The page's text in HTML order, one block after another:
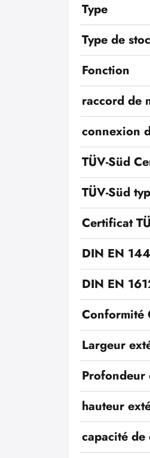
Type
Type de
Fonction
raccord de
connexion
TÜV-Süd
TÜV-Süd
Certificat
DIN EN
DIN EN
Conformité
Largeur
Profondeur
hauteur
capacité de